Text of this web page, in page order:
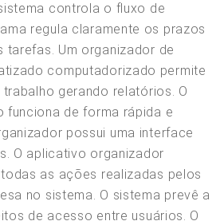
controla o fluxo de
regula claramente os prazos
tarefas. Um organizador de
computadorizado permite
gerando relatórios. O
funciona de forma rápida e
possui uma interface
O aplicativo organizador
as ações realizadas pelos
no sistema. O sistema prevê a
de acesso entre usuários. O